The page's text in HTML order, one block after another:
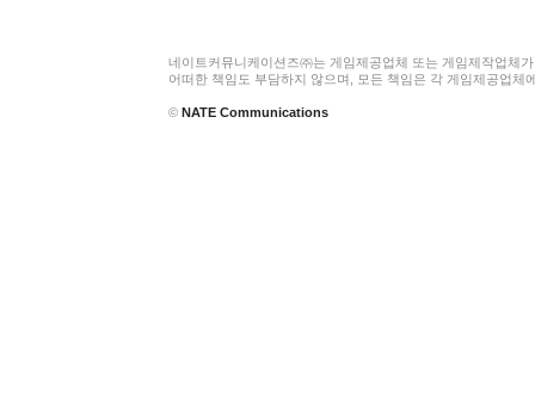
네이트커뮤니케이션즈㈜는 게임제공업체 또는 게임제작업체
어떠한 책임도 부담하지 않으며, 모든 책임은 각 게임제공업체
© NATE Communications